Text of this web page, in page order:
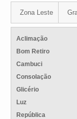
Zona Leste
Aclimação
Bom Retiro
Cambuci
Consolação
Glicério
Luz
República